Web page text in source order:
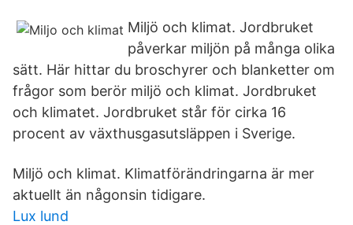
Miljö och klimat. Jordbruket
påverkar miljön på många olika
sätt. Här hittar du broschyrer och blanketter om
frågor som berör miljö och klimat. Jordbruket
och klimatet. Jordbruket står för cirka 16
procent av växthusgasutsläppen i Sverige.
Miljö och klimat. Klimatförändringarna är mer
aktuellt än någonsin tidigare.
Lux lund